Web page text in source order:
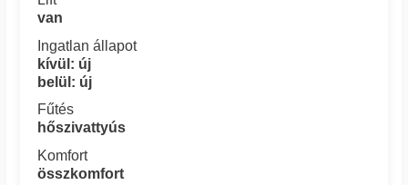
van
Ingatlan állapot
kívül: új
belül: új
Fűtés
hőszivattyús
Komfort
összkomfort